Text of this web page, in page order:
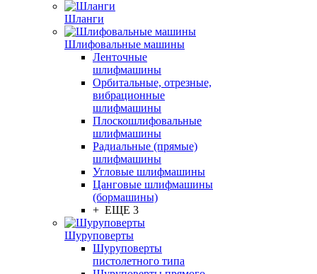
Шланги
Шлифовальные машины
Ленточные
шлифмашины
Орбитальные, отрезные,
вибрационные
шлифмашины
Плоскошлифовальные
шлифмашины
Радиальные (прямые)
шлифмашины
Угловые шлифмашины
Цанговые шлифмашины
(бормашины)
+ ЕЩЕ 3
Шуруповерты
Шуруповерты
пистолетного типа